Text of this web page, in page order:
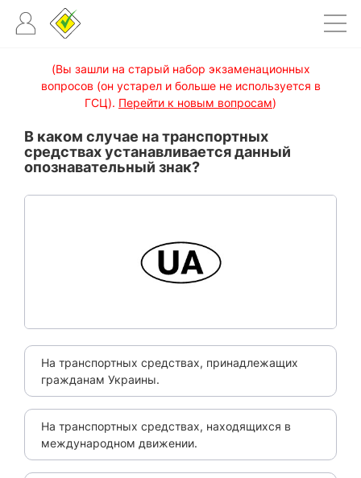
(Вы зашли на старый набор экзаменационных
вопросов (он устарел и больше не используется в
ГСЦ). Перейти к новым вопросам)
В каком случае на транспортных
средствах устанавливается данный
опознавательный знак?
На транспортных средствах, принадлежащих
гражданам Украины.
На транспортных средствах, находящихся в
международном движении.